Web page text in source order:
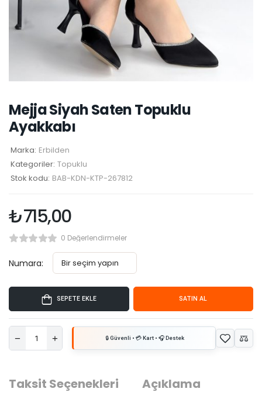
Mejja Siyah Saten Topuklu
Ayakkabı
Marka: Erbilden
Kategoriler: Topuklu
Stok kodu: BAB-KDN-KTP-267812
₺715,00
0 Değerlendirmeler
Numara:
SEPETE EKLE SATIN AL
Taksit Seçenekleri
Açıklama